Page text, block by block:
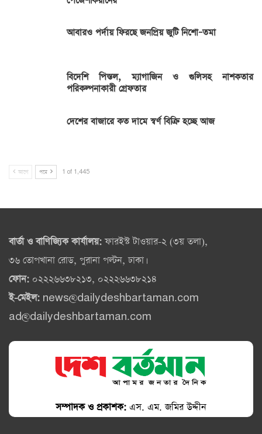
আবারও পর্দায় ফিরছে জনপ্রিয় জুটি নিশো–তমা
বিদেশি পিস্তল, ম্যাগাজিন ও গুলিসহ নাশকতার
পরিকল্পনাকারী গ্রেফতার
দেশের বাজারে কত দামে স্বর্ণ বিক্রি হচ্ছে আজ
আগে পরে 1 of 1,445
বার্তা ও বাণিজ্যিক কার্যালয়:ফারইস্ট টাওয়ার-২ (৩য় তলা),
৩৬ তোপখানা রোড, পুরানা পল্টন, ঢাকা।
ফোন: ০২২২৬৬৩৮২১৩, ০২২২৬৬৩৮২১৪
ই-মেইল: news@dailydeshbartaman.com
ad@dailydeshbartaman.com
সম্পাদক ও প্রকাশক: এস. এম. জমির উদ্দীন